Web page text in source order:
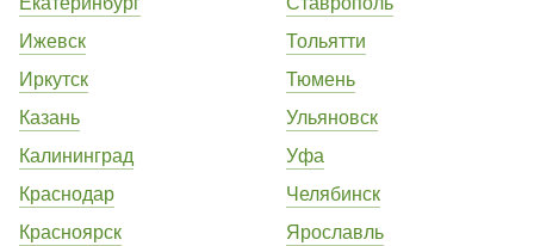
Ижевск
Иркутск
Казань
Калининград
Краснодар
Красноярск
Тольятти
Тюмень
Ульяновск
Уфа
Челябинск
Ярославль